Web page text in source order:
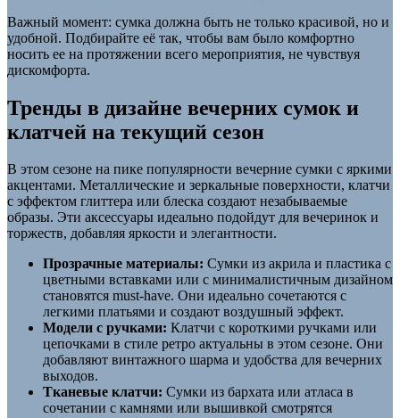
Важный момент: сумка должна быть не только красивой, но и
удобной. Подбирайте её так, чтобы вам было комфортно
носить ее на протяжении всего мероприятия, не чувствуя
дискомфорта.
Тренды в дизайне вечерних сумок и
клатчей на текущий сезон
В этом сезоне на пике популярности вечерние сумки с яркими
акцентами. Металлические и зеркальные поверхности, клатчи
с эффектом глиттера или блеска создают незабываемые
образы. Эти аксессуары идеально подойдут для вечеринок и
торжеств, добавляя яркости и элегантности.
Прозрачные материалы: Сумки из акрила и пластика с
цветными вставками или с минималистичным дизайном
становятся must-have. Они идеально сочетаются с
легкими платьями и создают воздушный эффект.
Модели с ручками: Клатчи с короткими ручками или
цепочками в стиле ретро актуальны в этом сезоне. Они
добавляют винтажного шарма и удобства для вечерних
выходов.
Тканевые клатчи: Сумки из бархата или атласа в
сочетании с камнями или вышивкой смотрятся